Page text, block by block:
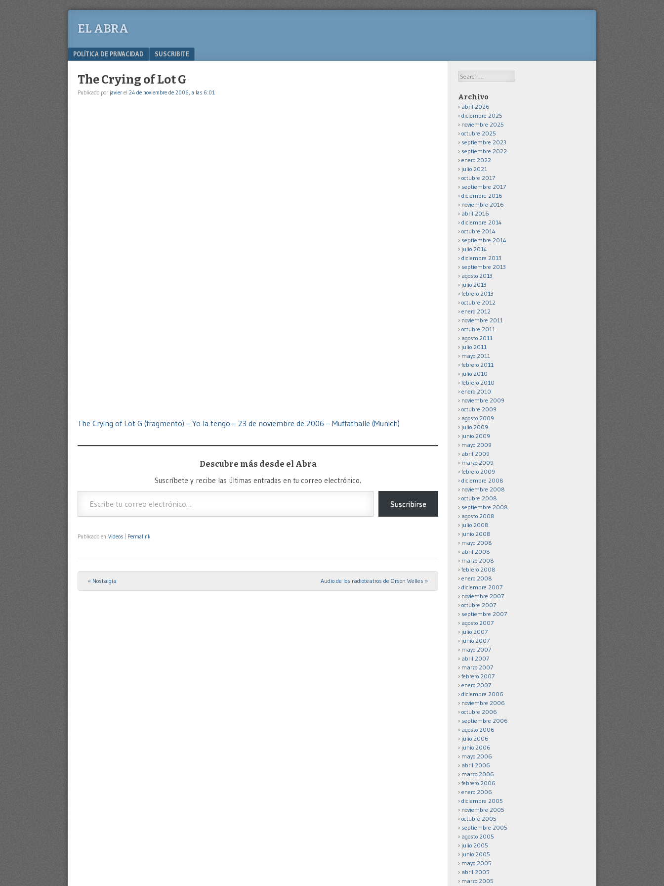
EL ABRA
Menu
SKIP TO CONTENT
POLÍTICA DE PRIVACIDAD SUSCRIBITE
The Crying of Lot G
Publicado por javier el 24 de noviembre de 2006, a las 6:01
The Crying of Lot G (fragmento) – Yo la tengo – 23 de noviembre de 2006 – Muffathalle (Munich)
Descubre más desde el Abra
Suscríbete y recibe las últimas entradas en tu correo electrónico.
Escribe tu correo electrónico…
Suscribirse
Publicado en Videos Permalink
Post navigation
« Nostalgia Audio de los radioteatros de Orson Welles »
Search
Archivo
abril 2026
diciembre 2025
noviembre 2025
octubre 2025
septiembre 2023
septiembre 2022
enero 2022
julio 2021
octubre 2017
septiembre 2017
diciembre 2016
noviembre 2016
abril 2016
diciembre 2014
octubre 2014
septiembre 2014
julio 2014
diciembre 2013
septiembre 2013
agosto 2013
julio 2013
febrero 2013
octubre 2012
enero 2012
noviembre 2011
octubre 2011
agosto 2011
julio 2011
mayo 2011
febrero 2011
julio 2010
febrero 2010
enero 2010
noviembre 2009
octubre 2009
agosto 2009
julio 2009
junio 2009
mayo 2009
abril 2009
marzo 2009
febrero 2009
diciembre 2008
noviembre 2008
octubre 2008
septiembre 2008
agosto 2008
julio 2008
junio 2008
mayo 2008
abril 2008
marzo 2008
febrero 2008
enero 2008
diciembre 2007
noviembre 2007
octubre 2007
septiembre 2007
agosto 2007
julio 2007
junio 2007
mayo 2007
abril 2007
marzo 2007
febrero 2007
enero 2007
diciembre 2006
noviembre 2006
octubre 2006
septiembre 2006
agosto 2006
julio 2006
junio 2006
mayo 2006
abril 2006
marzo 2006
febrero 2006
enero 2006
diciembre 2005
noviembre 2005
octubre 2005
septiembre 2005
agosto 2005
julio 2005
junio 2005
mayo 2005
abril 2005
marzo 2005